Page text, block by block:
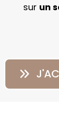
sur un